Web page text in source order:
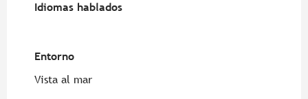
Idiomas hablados
Idiomas hablados
Entorno
Entorno
Vista al mar